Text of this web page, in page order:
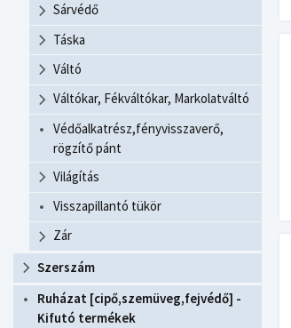
Sárvédő
Táska
Váltó
Váltókar, Fékváltókar, Markolatváltó
Védőalkatrész,fényvisszaverő,
rögzítő pánt
Világítás
Visszapillantó tükör
Zár
Szerszám
Ruházat [cipő,szemüveg,fejvédő] -
Kifutó termékek